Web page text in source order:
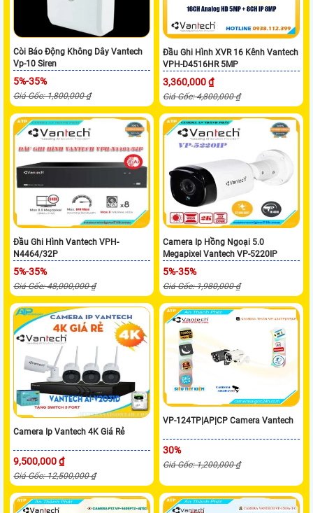
Còi Báo Động Không Dây Vantech
Vp-10 Siren
5%-35%
Giá Gốc: 1,800,000 ₫
Đầu Ghi Hình XVR 16 Kênh Vantech
VPH-D4516HR 5MP
3,360,000 ₫
Giá Gốc: 4,800,000 ₫
Đầu Ghi Hình Vantech VPH-
N4464/32P
5%-35%
Giá Gốc: 48,000,000 ₫
Camera Ip Hồng Ngoại 5.0
Megapixel Vantech VP-5220IP
5%-35%
Giá Gốc: 1,980,000 ₫
Camera Ip Vantech 4K Giá Rẻ
9,500,000 ₫
Giá Gốc: 12,500,000 ₫
VP-124TP|AP|CP Camera Vantech
30%
Giá Gốc: 1,200,000 ₫